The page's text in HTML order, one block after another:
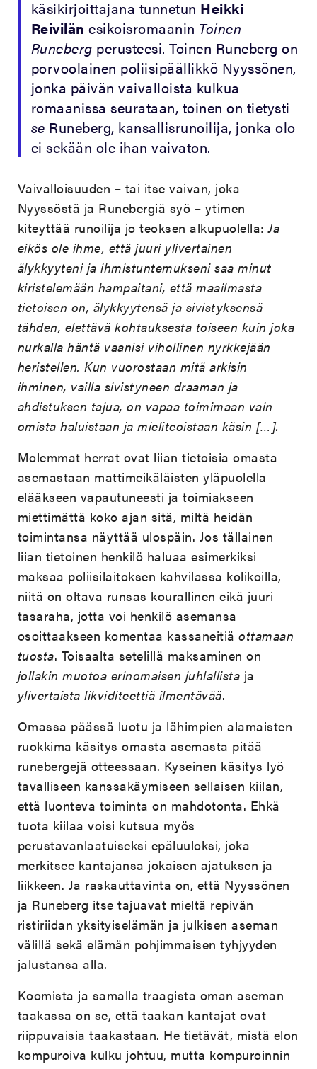
käsikirjoittajana tunnetun Heikki
Reivilän esikoisromaanin Toinen
Runeberg perusteesi. Toinen Runeberg on
porvoolainen poliisipäällikkö Nyyssönen,
jonka päivän vaivalloista kulkua
romaanissa seurataan, toinen on tietysti
se Runeberg, kansallisrunoilija, jonka olo
ei sekään ole ihan vaivaton.
Vaivalloisuuden – tai itse vaivan, joka
Nyyssöstä ja Runebergiä syö – ytimen
kiteyttää runoilija jo teoksen alkupuolella:Ja
eikös ole ihme, että juuri ylivertainen
älykkyyteni ja ihmistuntemukseni saa minut
kiristelemään hampaitani, että maailmasta
tietoisen on, älykkyytensä ja sivistyksensä
tähden, elettävä kohtauksesta toiseen kuin joka
nurkalla häntä vaanisi vihollinen nyrkkejään
heristellen. Kun vuorostaan mitä arkisin
ihminen, vailla sivistyneen draaman ja
ahdistuksen tajua, on vapaa toimimaan vain
omista haluistaan ja mieliteoistaan käsin […].
Molemmat herrat ovat liian tietoisia omasta
asemastaan mattimeikäläisten yläpuolella
elääkseen vapautuneesti ja toimiakseen
miettimättä koko ajan sitä, miltä heidän
toimintansa näyttää ulospäin. Jos tällainen
liian tietoinen henkilö haluaa esimerkiksi
maksaa poliisilaitoksen kahvilassa kolikoilla,
niitä on oltava runsas kourallinen eikä juuri
tasaraha, jotta voi henkilö asemansa
osoittaakseen komentaa kassaneitiäottamaan
tuosta. Toisaalta setelillä maksaminen on
jollakin muotoa erinomaisen juhlallista ja
ylivertaista likviditeettiä ilmentävää.
Omassa päässä luotu ja lähimpien alamaisten
ruokkima käsitys omasta asemasta pitää
runebergejä otteessaan. Kyseinen käsitys lyö
tavalliseen kanssakäymiseen sellaisen kiilan,
että luonteva toiminta on mahdotonta. Ehkä
tuota kiilaa voisi kutsua myös
perustavanlaatuiseksi epäluuloksi, joka
merkitsee kantajansa jokaisen ajatuksen ja
liikkeen. Ja raskauttavinta on, että Nyyssönen
ja Runeberg itse tajuavat mieltä repivän
ristiriidan yksityiselämän ja julkisen aseman
välillä sekä elämän pohjimmaisen tyhjyyden
jalustansa alla.
Koomista ja samalla traagista oman aseman
taakassa on se, että taakan kantajat ovat
riippuvaisia taakastaan. He tietävät, mistä elon
kompuroiva kulku johtuu, mutta kompuroinnin